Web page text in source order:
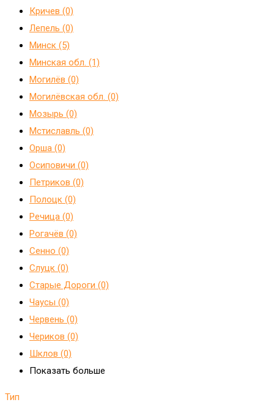
Кричев (0)
Лепель (0)
Минск (5)
Минская обл. (1)
Могилёв (0)
Могилёвская обл. (0)
Мозырь (0)
Мстиславль (0)
Орша (0)
Осиповичи (0)
Петриков (0)
Полоцк (0)
Речица (0)
Рогачёв (0)
Сенно (0)
Слуцк (0)
Старые Дороги (0)
Чаусы (0)
Червень (0)
Чериков (0)
Шклов (0)
Показать больше
Тип